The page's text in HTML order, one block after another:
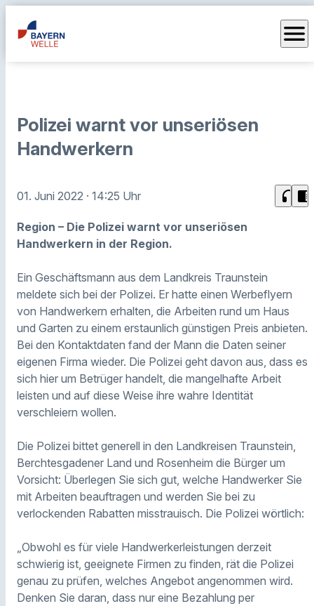
menu
Polizei warnt vor unseriösen
Handwerkern
01. Juni 2022 · 14:25 Uhr headphones chrome_reader_mode
Region – Die Polizei warnt vor unseriösen
Handwerkern in der Region.
Ein Geschäftsmann aus dem Landkreis Traunstein
meldete sich bei der Polizei. Er hatte einen Werbeflyern
von Handwerkern erhalten, die Arbeiten rund um Haus
und Garten zu einem erstaunlich günstigen Preis anbieten.
Bei den Kontaktdaten fand der Mann die Daten seiner
eigenen Firma wieder. Die Polizei geht davon aus, dass es
sich hier um Betrüger handelt, die mangelhafte Arbeit
leisten und auf diese Weise ihre wahre Identität
verschleiern wollen.
Die Polizei bittet generell in den Landkreisen Traunstein,
Berchtesgadener Land und Rosenheim die Bürger um
Vorsicht: Überlegen Sie sich gut, welche Handwerker Sie
mit Arbeiten beauftragen und werden Sie bei zu
verlockenden Rabatten misstrauisch. Die Polizei wörtlich:
„Obwohl es für viele Handwerkerleistungen derzeit
schwierig ist, geeignete Firmen zu finden, rät die Polizei
genau zu prüfen, welches Angebot angenommen wird.
Denken Sie daran, dass nur eine Bezahlung per